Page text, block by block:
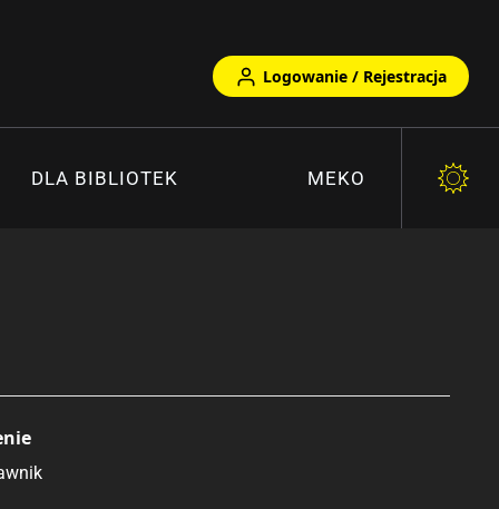
Logowanie / Rejestracja
DLA BIBLIOTEK MEKO